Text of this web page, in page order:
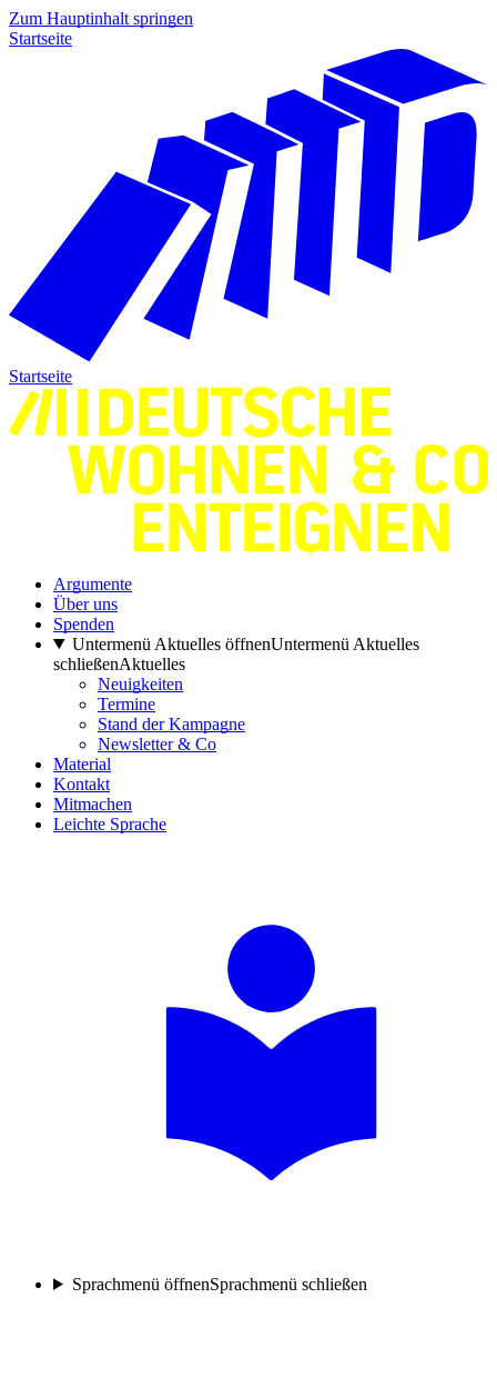
Zum Hauptinhalt springen
Startseite
Startseite
Argumente
Über uns
Spenden
Untermenü Aktuelles öffnenUntermenü Aktuelles
schließenAktuelles
Neuigkeiten
Termine
Stand der Kampagne
Newsletter & Co
Material
Kontakt
Mitmachen
Leichte Sprache
Sprachmenü öffnenSprachmenü schließen